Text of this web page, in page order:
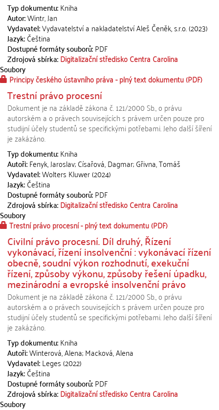
Typ dokumentu:Kniha
Autor:Wintr, Jan
Vydavatel:Vydavatelství a nakladatelství Aleš Čeněk, s.r.o. (2023)
Jazyk:Čeština
Dostupné formáty souborů:PDF
Zdrojová sbírka:Digitalizační středisko Centra Carolina
Soubory
Principy českého ústavního práva - plný text dokumentu(PDF)
Trestní právo procesní
Dokument je na základě zákona č. 121/2000 Sb., o právu
autorském a o právech souvisejících s právem určen pouze pro
studijní účely studentů se specifickými potřebami. Jeho další šíření
je zakázáno.
Typ dokumentu:Kniha
Autoři:Fenyk, Jaroslav; Císařová, Dagmar; Gřivna, Tomáš
Vydavatel:Wolters Kluwer (2024)
Jazyk:Čeština
Dostupné formáty souborů:PDF
Zdrojová sbírka:Digitalizační středisko Centra Carolina
Soubory
Trestní právo procesní - plný text dokumentu(PDF)
Civilní právo procesní. Díl druhý, Řízení
vykonávací, řízení insolvenční : vykonávací řízení
obecně, soudní výkon rozhodnutí, exekuční
řízení, způsoby výkonu, způsoby řešení úpadku,
mezinárodní a evropské insolvenční právo
Dokument je na základě zákona č. 121/2000 Sb., o právu
autorském a o právech souvisejících s právem určen pouze pro
studijní účely studentů se specifickými potřebami. Jeho další šíření
je zakázáno.
Typ dokumentu:Kniha
Autoři:Winterová, Alena; Macková, Alena
Vydavatel:Leges (2022)
Jazyk:Čeština
Dostupné formáty souborů:PDF
Zdrojová sbírka:Digitalizační středisko Centra Carolina
Soubory